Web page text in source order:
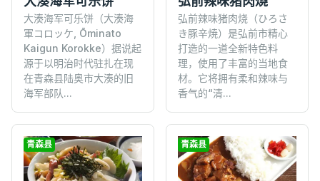
大湊海军可乐饼（大湊海
軍コロッケ, Ōminato
Kaigun Korokke）据说起
源于以明治时代驻扎在现
在青森县陆奥市大湊的旧
海军部队...
弘前辣味猪肉烧（ひろさ
き豚辛焼）是弘前市精心
打造的一道全新特色料
理，使用了丰富的当地食
材。它将拥有柔和辣味与
香气的“清...
青森县 青森县